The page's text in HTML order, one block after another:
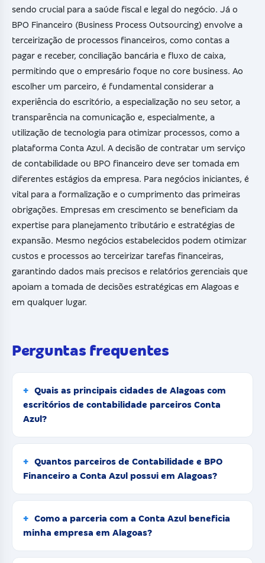
sendo crucial para a saúde fiscal e legal do negócio. Já o
BPO Financeiro (Business Process Outsourcing) envolve a
terceirização de processos financeiros, como contas a
pagar e receber, conciliação bancária e fluxo de caixa,
permitindo que o empresário foque no core business. Ao
escolher um parceiro, é fundamental considerar a
experiência do escritório, a especialização no seu setor, a
transparência na comunicação e, especialmente, a
utilização de tecnologia para otimizar processos, como a
plataforma Conta Azul. A decisão de contratar um serviço
de contabilidade ou BPO financeiro deve ser tomada em
diferentes estágios da empresa. Para negócios iniciantes, é
vital para a formalização e o cumprimento das primeiras
obrigações. Empresas em crescimento se beneficiam da
expertise para planejamento tributário e estratégias de
expansão. Mesmo negócios estabelecidos podem otimizar
custos e processos ao terceirizar tarefas financeiras,
garantindo dados mais precisos e relatórios gerenciais que
apoiam a tomada de decisões estratégicas em Alagoas e
em qualquer lugar.
Perguntas frequentes
Quais as principais cidades de Alagoas com
escritórios de contabilidade parceiros Conta
Azul?
Quantos parceiros de Contabilidade e BPO
Financeiro a Conta Azul possui em Alagoas?
Como a parceria com a Conta Azul beneficia
minha empresa em Alagoas?